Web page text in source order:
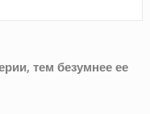
тем безумнее ее